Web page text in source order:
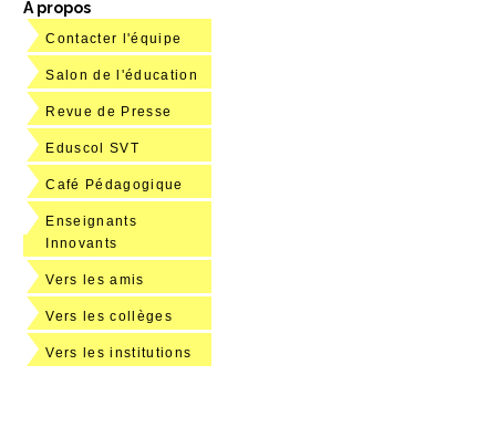
A propos
Contacter l'équipe
Salon de l'éducation
Revue de Presse
Eduscol SVT
Café Pédagogique
Enseignants
Innovants
Vers les amis
Vers les collèges
Vers les institutions